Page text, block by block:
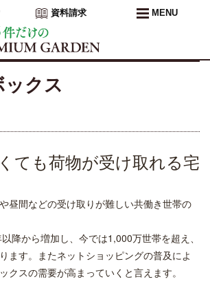
資料請求 MENU
ックス
ても荷物が受け取れる宅
昼間などの受け取りが難しい共働き世帯の
降から増加し、今では1,000万世帯を超え、
ます。またネットショッピングの普及によ
クスの需要が高まっていくと言えます。